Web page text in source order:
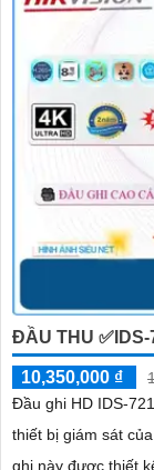
ĐẦU THU ✅IDS-
10,350,000 ₫
Đầu ghi HD IDS-
thiết bị giám sát của
ghi này được thiết